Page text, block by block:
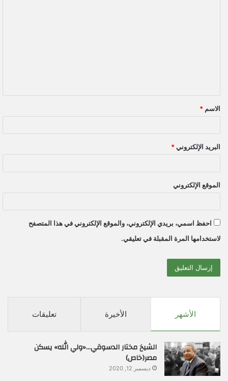
ق
*
الاسم *
البريد الإلكتروني *
الموقع الإلكتروني
احفظ اسمي، بريدي الإلكتروني، والموقع الإلكتروني في هذا المتصفح
لاستخدامها المرة المقبلة في تعليقي.
الأشهر الأخيرة تعليقات
الشيخ مختار الدسوقي…«ولي الله» يسكن
مصر(خاص)
ديسمبر 12, 2020